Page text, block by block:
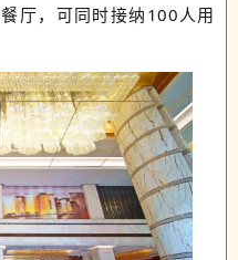
厅，可同时接纳100人用